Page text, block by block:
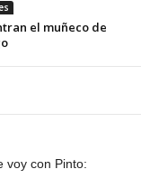
el muñeco de
voy con Pinto: